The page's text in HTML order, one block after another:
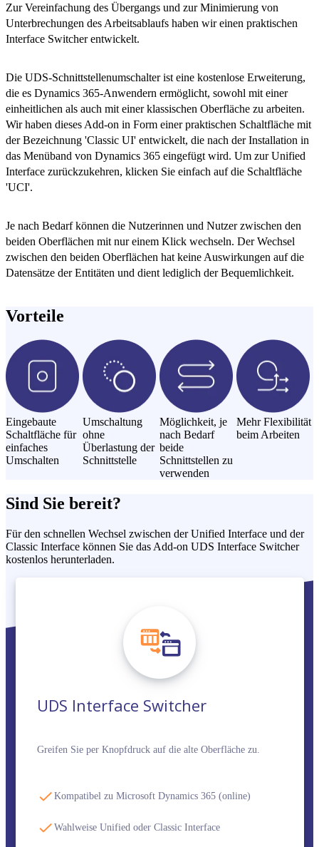
Zur Vereinfachung des Übergangs und zur Minimierung von
Unterbrechungen des Arbeitsablaufs haben wir einen praktischen
Interface Switcher entwickelt.
Die UDS-Schnittstellenumschalter ist eine kostenlose Erweiterung,
die es Dynamics 365-Anwendern ermöglicht, sowohl mit einer
einheitlichen als auch mit einer klassischen Oberfläche zu arbeiten.
Wir haben dieses Add-on in Form einer praktischen Schaltfläche mit
der Bezeichnung 'Classic UI' entwickelt, die nach der Installation in
das Menüband von Dynamics 365 eingefügt wird. Um zur Unified
Interface zurückzukehren, klicken Sie einfach auf die Schaltfläche
'UCI'.
Je nach Bedarf können die Nutzerinnen und Nutzer zwischen den
beiden Oberflächen mit nur einem Klick wechseln. Der Wechsel
zwischen den beiden Oberflächen hat keine Auswirkungen auf die
Datensätze der Entitäten und dient lediglich der Bequemlichkeit.
Vorteile
Eingebaute
Schaltfläche für
einfaches
Umschalten
Umschaltung
ohne
Überlastung der
Schnittstelle
Möglichkeit, je
nach Bedarf
beide
Schnittstellen zu
verwenden
Mehr Flexibilität
beim Arbeiten
Sind Sie bereit?
Für den schnellen Wechsel zwischen der Unified Interface und der
Classic Interface können Sie das Add-on UDS Interface Switcher
kostenlos herunterladen.
UDS Interface Switcher
Greifen Sie per Knopfdruck auf die alte Oberfläche zu.
Kompatibel zu Microsoft Dynamics 365 (online)
Wahlweise Unified oder Classic Interface